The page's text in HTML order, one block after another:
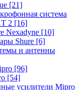
[21]
система
2 [16]
Nexadyne [10]
Shure [6]
и антенны
[96]
[54]
усилители Mipro